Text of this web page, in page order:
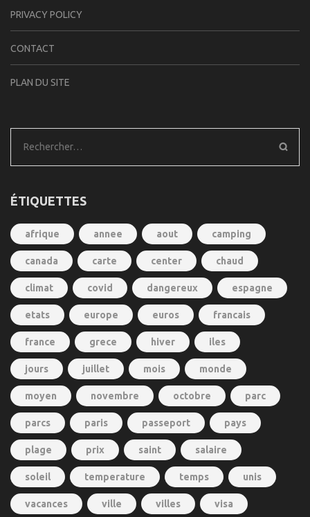
PRIVACY POLICY
CONTACT
PLAN DU SITE
Rechercher :
ÉTIQUETTES
afrique annee aout camping
canada carte center chaud
climat covid dangereux espagne
etats europe euros francais
france grece hiver iles
jours juillet mois monde
moyen novembre octobre parc
parcs paris passeport pays
plage prix saint salaire
soleil temperature temps unis
vacances ville villes visa